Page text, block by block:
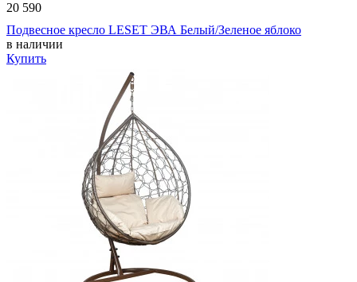
20 590
Подвесное кресло LESET ЭВА Белый/Зеленое яблоко
в наличии
Купить